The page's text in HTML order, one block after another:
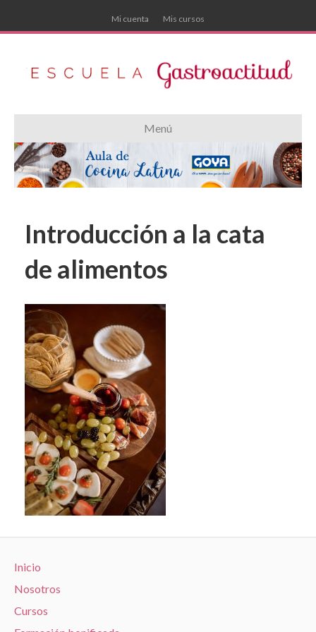
Mi cuenta Mis cursos
Menú
Introducción a la cata
de alimentos
Inicio
Nosotros
Cursos